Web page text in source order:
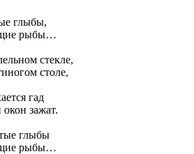
глыбы,
рыбы…
стекле,
столе,
гад
зажат.
глыбы
рыбы…